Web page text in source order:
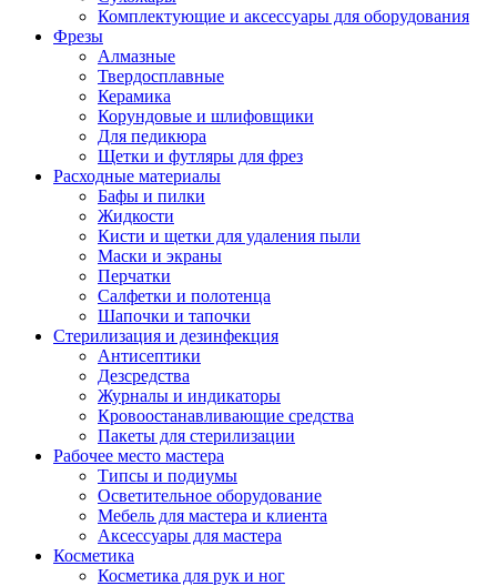
Комплектующие и аксессуары для оборудования
Фрезы
Алмазные
Твердосплавные
Керамика
Корундовые и шлифовщики
Для педикюра
Щетки и футляры для фрез
Расходные материалы
Бафы и пилки
Жидкости
Кисти и щетки для удаления пыли
Маски и экраны
Перчатки
Салфетки и полотенца
Шапочки и тапочки
Стерилизация и дезинфекция
Антисептики
Дезсредства
Журналы и индикаторы
Кровоостанавливающие средства
Пакеты для стерилизации
Рабочее место мастера
Типсы и подиумы
Осветительное оборудование
Мебель для мастера и клиента
Аксессуары для мастера
Косметика
Косметика для рук и ног